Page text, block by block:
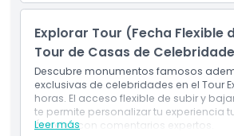
Ubicación
Cómo Canjear
Términos y Condiciones
Explorar Tour (Fecha Flexible
Tour de Casas de
Descubre monumentos famosos
exclusivas de celebridades en el Tour
horas. El acceso flexible de subir y
te permite personalizar tu experiencia
Ángeles con comentarios expertos.
Leer más